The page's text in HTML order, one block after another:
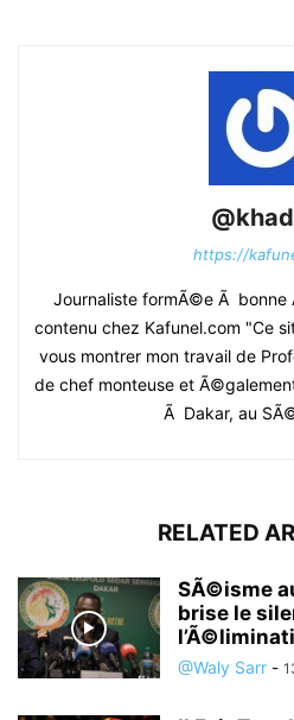
https://
Journaliste formÃ©e Ã
contenu chez Kafunel.com "Ce
vous montrer mon travail de
de chef monteuse et
Ã Dakar, au
RELATED
SÃ©isme
brise le
@Waly Sarr -